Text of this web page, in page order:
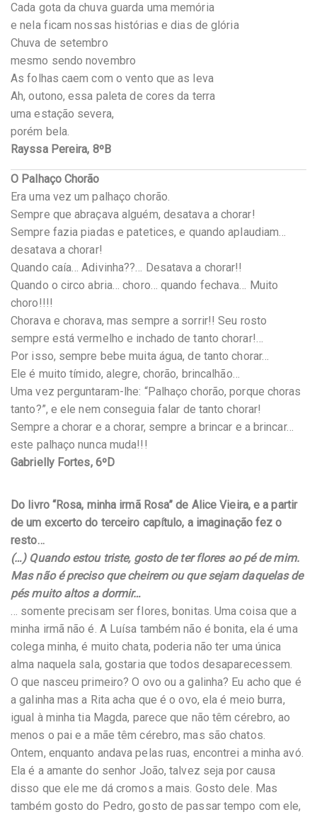
Cada gota da chuva guarda uma memória
e nela ficam nossas histórias e dias de glória
Chuva de setembro
mesmo sendo novembro
As folhas caem com o vento que as leva
Ah, outono, essa paleta de cores da terra
uma estação severa,
porém bela.
Rayssa Pereira, 8ºB
O Palhaço Chorão
Era uma vez um palhaço chorão.
Sempre que abraçava alguém, desatava a chorar!
Sempre fazia piadas e patetices, e quando aplaudiam…
desatava a chorar!
Quando caía… Adivinha??… Desatava a chorar!!
Quando o circo abria… choro… quando fechava… Muito
choro!!!!
Chorava e chorava, mas sempre a sorrir!! Seu rosto
sempre está vermelho e inchado de tanto chorar!…
Por isso, sempre bebe muita água, de tanto chorar…
Ele é muito tímido, alegre, chorão, brincalhão…
Uma vez perguntaram-lhe: “Palhaço chorão, porque choras
tanto?”, e ele nem conseguia falar de tanto chorar!
Sempre a chorar e a chorar, sempre a brincar e a brincar…
este palhaço nunca muda!!!
Gabrielly Fortes, 6ºD
Do livro “Rosa, minha irmã Rosa” de Alice Vieira, e a partir
de um excerto do terceiro capítulo, a imaginação fez o
resto…
(…) Quando estou triste, gosto de ter flores ao pé de mim.
Mas não é preciso que cheirem ou que sejam daquelas de
pés muito altos a dormir…
… somente precisam ser flores, bonitas. Uma coisa que a
minha irmã não é. A Luísa também não é bonita, ela é uma
colega minha, é muito chata, poderia não ter uma única
alma naquela sala, gostaria que todos desaparecessem.
O que nasceu primeiro? O ovo ou a galinha? Eu acho que é
a galinha mas a Rita acha que é o ovo, ela é meio burra,
igual à minha tia Magda, parece que não têm cérebro, ao
menos o pai e a mãe têm cérebro, mas são chatos.
Ontem, enquanto andava pelas ruas, encontrei a minha avó.
Ela é a amante do senhor João, talvez seja por causa
disso que ele me dá cromos a mais. Gosto dele. Mas
também gosto do Pedro, gosto de passar tempo com ele,